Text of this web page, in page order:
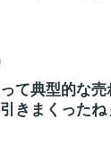
て典型的な
きまくったね